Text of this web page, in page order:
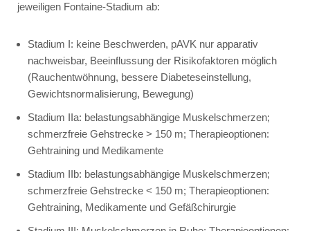
jeweiligen Fontaine-Stadium ab:
Stadium I: keine Beschwerden, pAVK nur apparativ
nachweisbar, Beeinflussung der Risikofaktoren möglich
(Rauchentwöhnung, bessere Diabeteseinstellung,
Gewichtsnormalisierung, Bewegung)
Stadium IIa: belastungsabhängige Muskelschmerzen;
schmerzfreie Gehstrecke > 150 m; Therapieoptionen:
Gehtraining und Medikamente
Stadium IIb: belastungsabhängige Muskelschmerzen;
schmerzfreie Gehstrecke < 150 m; Therapieoptionen:
Gehtraining, Medikamente und Gefäßchirurgie